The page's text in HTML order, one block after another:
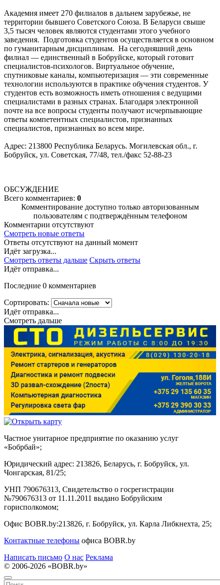
Академия имеет 270 филиалов в дальнем зарубежье, не
территории бывшего Советского Союза. В Беларуси свыше
3,5 тысяч человек являются студентами этого учебного
заведения. Подготовка студентов осуществляется в основном
по гуманитарным дисциплинам. На сегодняшний день
филиал — единственный в Бобруйске, который готовит
специалистов-психологов. Виртуальное обучение,
спутниковые каналы, компьютеризация — эти современные
технологии используются в практике обучения студентов. У
студентов есть возможность иметь отношения с ведущими
специалистами в разных странах. Благодаря электронной
почте на все вопросы студенты получают исчерпывающие
ответы компетентных специалистов, признанных
специалистов, признанных во всем мире.
Адрес: 213800 Республика Беларусь. Могилевская обл., г.
Бобруйск, ул. Советская, 77/48, тел./факс 52-88-23
ОБСУЖДЕНИЕ
Всего комментариев: 0
Комментирование доступно только авторизованным
пользователям с подтверждённым телефоном
Комментарии отсутствуют
Смотреть новые ответы
Ответы отсутствуют на данный момент
Идёт загрузка...
Смотреть ответы дальше Скрыть ответы
Идёт отправка...
Последние 0 комментариев
Сортировать:
Идёт отправка...
Смотреть дальше
Частное унитарное предприятие по оказанию услуг
«Бобрбай»;
Юридический адрес: 213826, Беларусь, г. Бобруйск, ул.
Чонгарская, 81/25;
УНП 790676313, Свидетельство о госрегистрации
№790676313 от 11.11.2011 выдано Бобруйским
горисполкомом;
Офис BOBR.by:213826, г. Бобруйск, ул. Карла Либкнехта, 25;
Контактные телефоны офиса BOBR.by
Написать письмо О нас Реклама
© 2006-2026 «BOBR.by»